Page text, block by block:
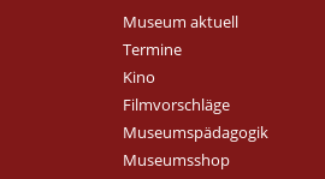
Museum aktuell
Termine
Kino
Filmvorschläge
Museumspädagogik
Museumsshop